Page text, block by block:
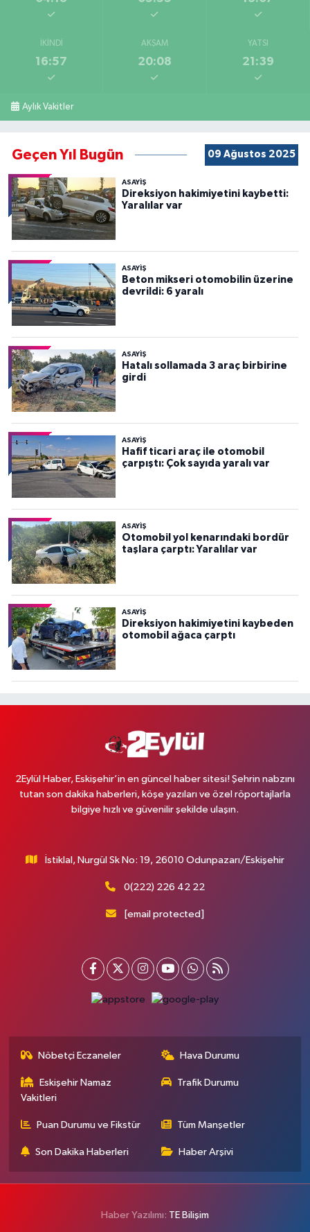
İKINDI
16:57
AKŞAM
20:08
YATSI
21:39
Aylık Vakitler
Geçen Yıl Bugün 09 Ağustos 2025
ASAYİŞ
Direksiyon hakimiyetini kaybetti:
Yaralılar var
ASAYİŞ
Beton mikseri otomobilin üzerine
devrildi: 6 yaralı
ASAYİŞ
Hatalı sollamada 3 araç birbirine
girdi
ASAYİŞ
Hafif ticari araç ile otomobil
çarpıştı: Çok sayıda yaralı var
ASAYİŞ
Otomobil yol kenarındaki bordür
taşlara çarptı: Yaralılar var
ASAYİŞ
Direksiyon hakimiyetini kaybeden
otomobil ağaca çarptı
2Eylül Haber, Eskişehir’in en güncel haber sitesi! Şehrin nabzını
tutan son dakika haberleri, köşe yazıları ve özel röportajlarla
bilgiye hızlı ve güvenilir şekilde ulaşın.
İstiklal, Nurgül Sk No: 19, 26010 Odunpazarı/Eskişehir
0(222) 226 42 22
[email protected]
Nöbetçi Eczaneler Hava Durumu
Eskişehir Namaz
Vakitleri
Trafik Durumu
Puan Durumu ve Fikstür Tüm Manşetler
Son Dakika Haberleri Haber Arşivi
Haber Yazılımı: TE Bilişim